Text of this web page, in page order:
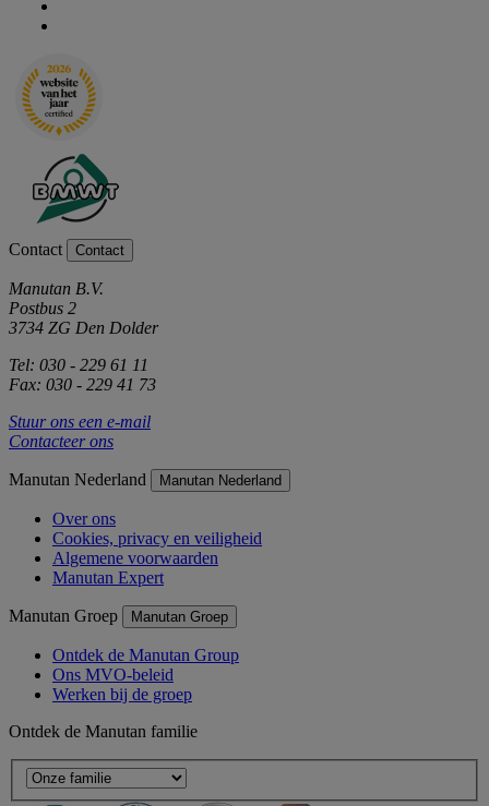
Contact Contact
Manutan B.V.
Postbus 2
3734 ZG Den Dolder
Tel: 030 - 229 61 11
Fax: 030 - 229 41 73
Stuur ons een e-mail
Contacteer ons
Manutan Nederland Manutan Nederland
Over ons
Cookies, privacy en veiligheid
Algemene voorwaarden
Manutan Expert
Manutan Groep Manutan Groep
Ontdek de Manutan Group
Ons MVO-beleid
Werken bij de groep
Ontdek de Manutan familie